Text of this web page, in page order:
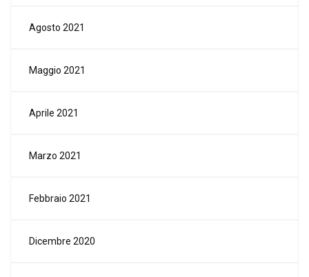
Agosto 2021
Maggio 2021
Aprile 2021
Marzo 2021
Febbraio 2021
Dicembre 2020